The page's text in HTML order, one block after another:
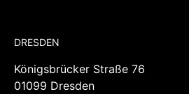
DRESDEN
Königsbrücker Straße 76
01099 Dresden